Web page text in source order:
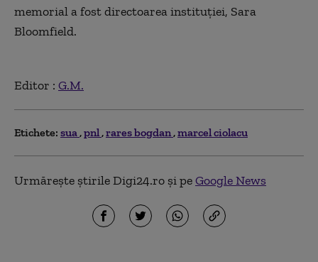
memorial a fost directoarea instituţiei, Sara
Bloomfield.
Editor : G.M.
Etichete: sua pnl rares bogdan marcel ciolacu
Urmărește știrile Digi24.ro și peGoogle News